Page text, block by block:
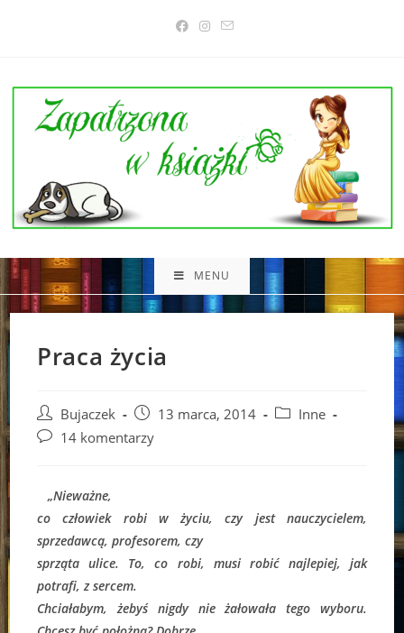
MENU
Praca życia
Post
author:
Bujaczek
Post
published:
13 marca, 2014
PostInne
Post14 komentarzy
„Nieważne,
co człowiek robi w życiu, czy jest nauczycielem,
sprzedawcą, profesorem, czy
sprząta ulice. To, co robi, musi robić najlepiej, jak
potrafi, z sercem.
Chciałabym, żebyś nigdy nie żałowała tego wyboru.